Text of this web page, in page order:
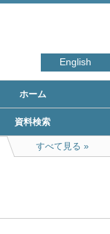
English
ホーム
資料検索
すべて見る